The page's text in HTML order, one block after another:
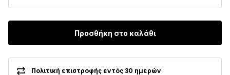
Προσθήκη στο καλάθι
Πολιτική επιστροφής εντός 30 ημερών